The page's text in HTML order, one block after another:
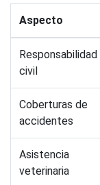
Aspecto
Responsabilidad
civil
Coberturas de
accidentes
Asistencia
veterinaria